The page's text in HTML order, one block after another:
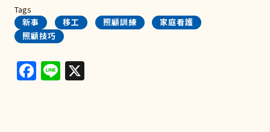
Tags
新事
移工 照顧訓練
家庭看護
照顧技巧
Facebook
Line